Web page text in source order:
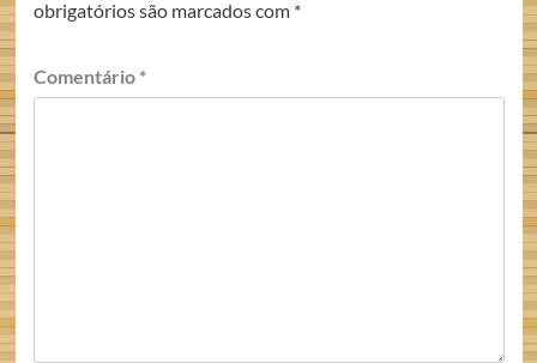
obrigatórios são marcados com *
Comentário *